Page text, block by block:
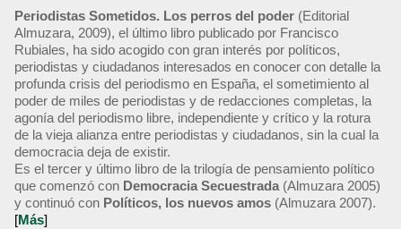
Periodistas Sometidos. Los perros del poder (Editorial
Almuzara, 2009), el último libro publicado por Francisco
Rubiales, ha sido acogido con gran interés por políticos,
periodistas y ciudadanos interesados en conocer con detalle la
profunda crisis del periodismo en España, el sometimiento al
poder de miles de periodistas y de redacciones completas, la
agonía del periodismo libre, independiente y crítico y la rotura
de la vieja alianza entre periodistas y ciudadanos, sin la cual la
democracia deja de existir.
Es el tercer y último libro de la trilogía de pensamiento político
que comenzó con Democracia Secuestrada (Almuzara 2005)
y continuó con Políticos, los nuevos amos (Almuzara 2007).
[Más]